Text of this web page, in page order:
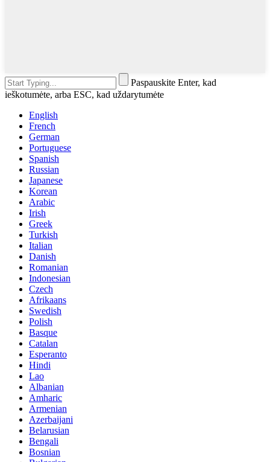
Paspauskite Enter, kad
ieškotumėte, arba ESC, kad uždarytumėte
English
French
German
Portuguese
Spanish
Russian
Japanese
Korean
Arabic
Irish
Greek
Turkish
Italian
Danish
Romanian
Indonesian
Czech
Afrikaans
Swedish
Polish
Basque
Catalan
Esperanto
Hindi
Lao
Albanian
Amharic
Armenian
Azerbaijani
Belarusian
Bengali
Bosnian